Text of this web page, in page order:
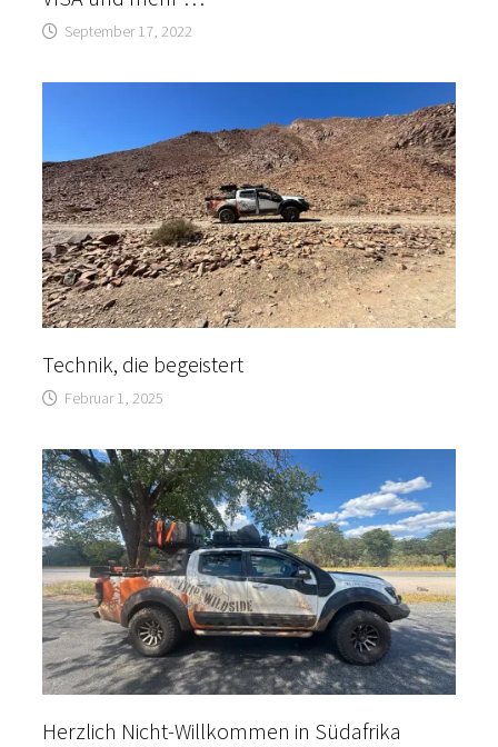
September 17, 2022
Technik, die begeistert
Februar 1, 2025
Herzlich Nicht-Willkommen in Südafrika